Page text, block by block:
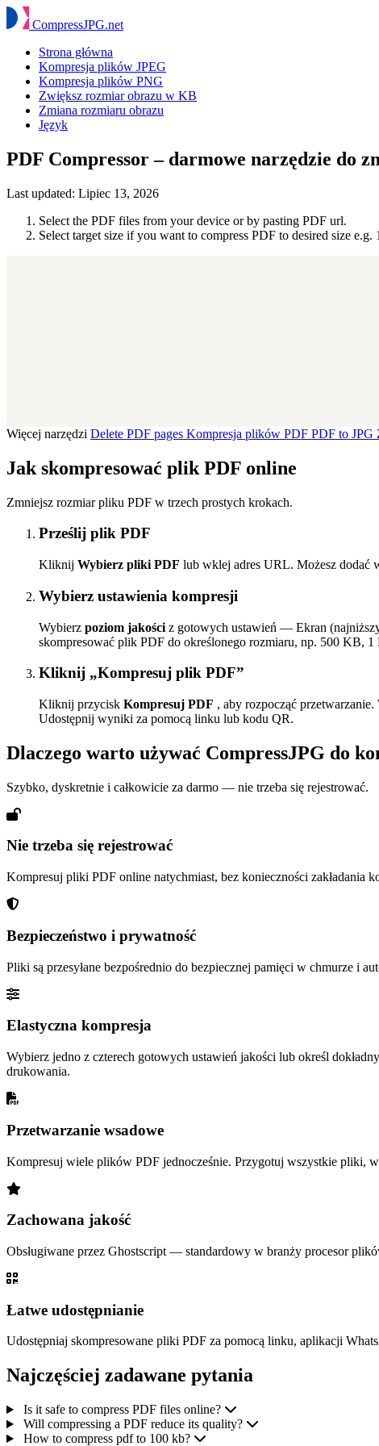
CompressJPG.net
Strona główna
Kompresja plików JPEG
Kompresja plików PNG
Zwiększ rozmiar obrazu w KB
Zmiana rozmiaru obrazu
Język
PDF Compressor – darmowe narzędzie do
Last updated: Lipiec 13, 2026
Select the PDF files from your device or by pasting PDF url.
Select target size if you want to compress PDF to desired size
Więcej narzędzi Delete PDF pages Kompresja plików PDF PDF to JPG
Jak skompresować plik PDF online
Zmniejsz rozmiar pliku PDF w trzech prostych krokach.
Prześlij plik PDF
Kliknij Wybierz pliki PDF lub wklej adres URL. Możesz dodać
Wybierz ustawienia kompresji
Wybierz poziom jakości z gotowych ustawień — Ekran
skompresować plik PDF do określonego rozmiaru, np. 500 KB,
Kliknij „Kompresuj plik PDF”
Kliknij przycisk Kompresuj PDF , aby rozpocząć
Udostępnij wyniki za pomocą linku lub kodu QR.
Dlaczego warto używać CompressJPG do
Szybko, dyskretnie i całkowicie za darmo — nie trzeba się rejestrować.
Nie trzeba się rejestrować
Kompresuj pliki PDF online natychmiast, bez konieczności zakładania
Bezpieczeństwo i prywatność
Pliki są przesyłane bezpośrednio do bezpiecznej pamięci w chmurze i
Elastyczna kompresja
Wybierz jedno z czterech gotowych ustawień jakości lub określ
drukowania.
Przetwarzanie wsadowe
Kompresuj wiele plików PDF jednocześnie. Przygotuj wszystkie pliki,
Zachowana jakość
Obsługiwane przez Ghostscript — standardowy w branży procesor
Łatwe udostępnianie
Udostępniaj skompresowane pliki PDF za pomocą linku, aplikacji
Najczęściej zadawane pytania
Is it safe to compress PDF files online?
Will compressing a PDF reduce its quality?
How to compress pdf to 100 kb?